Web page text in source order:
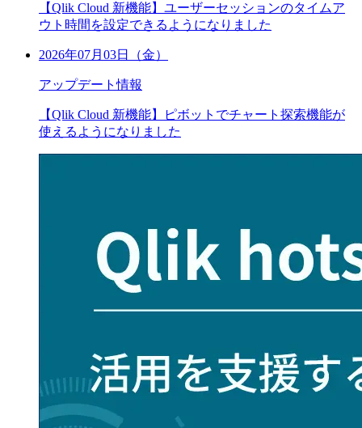
【Qlik Cloud 新機能】ユーザーセッションのタイムア
ウト時間を設定できるようになりました
2026年07月03日（金）
アップデート情報
【Qlik Cloud 新機能】ピボットでチャート探索機能が
使えるようになりました